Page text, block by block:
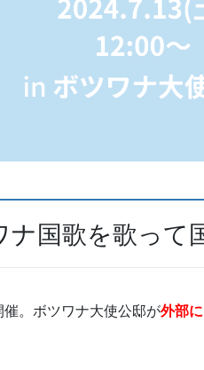
国歌を歌って
。ボツワナ大使公邸が外部